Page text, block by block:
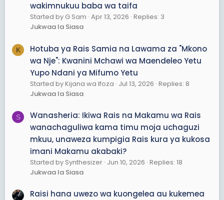
Haya ni mambo mazito kusema kuhusu raisi wa nchi.
Nadhani tunaenda mbali sana kuhusu raisi wetu. Kama
kuna mtu ana hotuba za Raisi Samia akikemea na
hapa ili tumalize huu ubishi.
wakimnukuu baba wa taifa
Started by G Sam Apr 13, 2026 Replies: 3
Jukwaa la Siasa
K
Hotuba ya Rais Samia na Lawama za "Mkono
wa Nje": Kwanini Mchawi wa Maendeleo Yetu
Yupo Ndani ya Mifumo Yetu
Started by Kijana wa Ifoza Jul 13, 2026 Replies: 8
Jukwaa la Siasa
S
Wanasheria: Ikiwa Rais na Makamu wa Rais
wanachaguliwa kama timu moja uchaguzi
mkuu, unaweza kumpigia Rais kura ya kukosa
imani Makamu akabaki?
Started by Synthesizer Jun 10, 2026 Replies: 18
Jukwaa la Siasa
Raisi hana uwezo wa kuongelea au kukemea